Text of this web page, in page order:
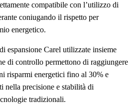
compatibile con l’utilizzo di
coniugando il rispetto per
energetico.
espansione Carel utilizzate insieme
di controllo permettono di raggiungere
risparmi energetici fino al 30% e
nella precisione e stabilità di
tradizionali.